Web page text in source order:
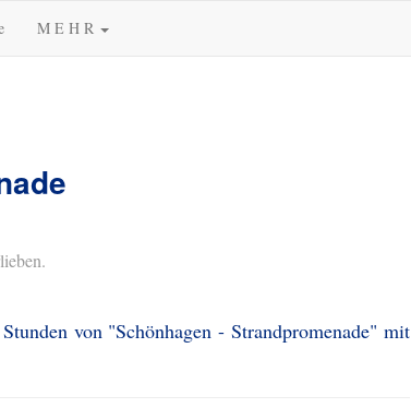
M E H R
von "Schönhagen - Strandpromenade" mit